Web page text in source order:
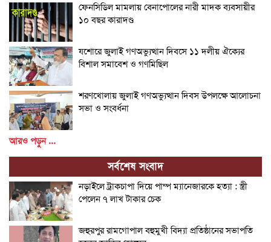
ফেনসিডিল মামলায় বেনাপোলের নারী মাদক ব্যবসায়ীর
১০ বছর কারাদণ্ড
যশোরে জুলাই গণঅভ্যুত্থান দিবসে ১১ দলীয় ঐক্যের
বিশাল সমাবেশ ও গণমিছিল
শরণখোলায় জুলাই গণঅভ্যুত্থান দিবস উপলক্ষে আলোচনা
সভা ও সংবর্ধনা
আরও পড়ুন ...
সর্বশেষ সংবাদ
নড়াইলে ট্রাকচাপা দিয়ে পাম্প ম্যানেজারকে হত্যা : স্ত্রী
পেলেন ৭ লাখ টাকার চেক
জহুরপুর রামগোপাল বহুমুখী বিদ্যা প্রতিষ্ঠানের সভাপতি